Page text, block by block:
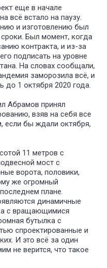
У НАС
ДЛЯ
еще в начале
всё встало на паузу.
и изготовлению был
Был момент, когда
контракта, и из-за
подписать на уровне
На словах сообщали,
заморозила всё, и
до 1 октября 2020 года.
Абрамов принял
взяв на себя все
если бы ждали октября,
11 метров с
мост с
ворота, половики,
же огромный
плане.
динамичные
c вращающимися
бутылка с
спроектированные и
И это всё за один
не верится, что такое